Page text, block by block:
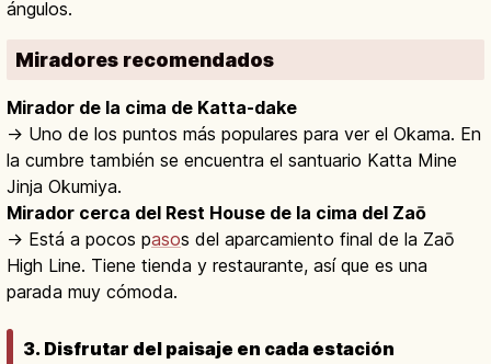
ángulos.
Miradores recomendados
Mirador de la cima de Katta-dake
→ Uno de los puntos más populares para ver el Okama. En
la cumbre también se encuentra el santuario Katta Mine
Jinja Okumiya.
Mirador cerca del Rest House de la cima del Zaō
→ Está a pocos pasos del aparcamiento final de la Zaō
High Line. Tiene tienda y restaurante, así que es una
parada muy cómoda.
3. Disfrutar del paisaje en cada estación